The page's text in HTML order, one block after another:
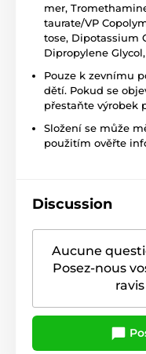
mer,
taurate/VP
tose, Dipotassium
Dipropylene
Pouze k zevnímu
dětí. Pokud se
přestaňte výrobek
Složení se může
použitím ověřte
Discussion
Aucune
Posez-nous